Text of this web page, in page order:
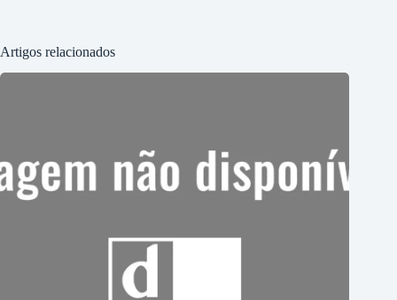
Artigos relacionados